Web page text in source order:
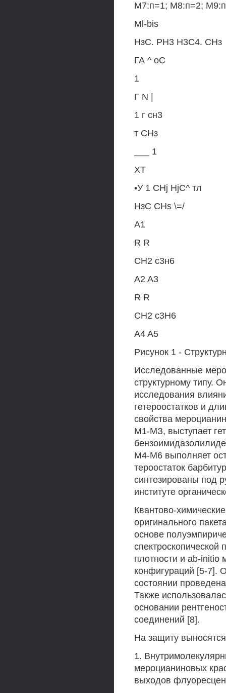
М7:п=1; М8:п=2;
Ml-bis
НзС. РН3 H3C4. СНз
ГА ^ оС
1
Г N |
1 г сн3
т СНз
___ 1
XT
•У 1 CHj HjC^ тл
НзС CHs \=/
A1
R R
CH2 с3н6
A2 A3
R R
CH2 c3H6
A4 A5
Рисунок 1 -
Исследованные
структурному типу.
исследования
гетероостатков и
свойства
М1-МЗ, выступает
М4-М6 выполняет
тероостаток
синтезированы под
институте
Квантово-
оригинального
основе
плотности и ab-initio
конфигураций [5-7].
состоянии
Также
основании
соединений [8].
На защиту
1.
мероцианиновых
выходов